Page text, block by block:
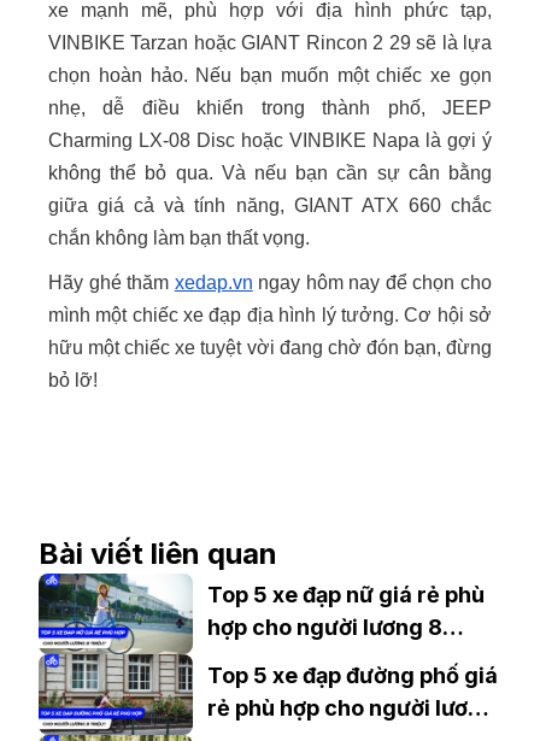
xe mạnh mẽ, phù hợp với địa hình phức tạp,
VINBIKE Tarzan hoặc GIANT Rincon 2 29 sẽ là lựa
chọn hoàn hảo. Nếu bạn muốn một chiếc xe gọn
nhẹ, dễ điều khiển trong thành phố, JEEP
Charming LX-08 Disc hoặc VINBIKE Napa là gợi ý
không thể bỏ qua. Và nếu bạn cần sự cân bằng
giữa giá cả và tính năng, GIANT ATX 660 chắc
chắn không làm bạn thất vọng.
Hãy ghé thăm xedap.vn ngay hôm nay để chọn cho
mình một chiếc xe đạp địa hình lý tưởng. Cơ hội sở
hữu một chiếc xe tuyệt vời đang chờ đón bạn, đừng
bỏ lỡ!
Bài viết liên quan
Top 5 xe đạp nữ giá rẻ phù
hợp cho người lương 8
Top 5 xe đạp đường phố giá
rẻ phù hợp cho người lương